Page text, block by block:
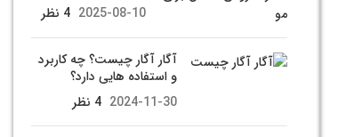
2025-08-10 4 نظر
آگار آگار چیست؟ چه کاربرد
و استفاده هایی دارد؟
2024-11-30 4 نظر